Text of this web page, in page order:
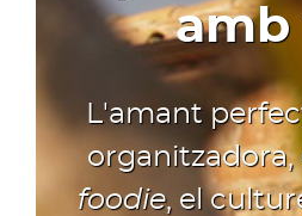
L'amant
organitzadora,
foodie, el